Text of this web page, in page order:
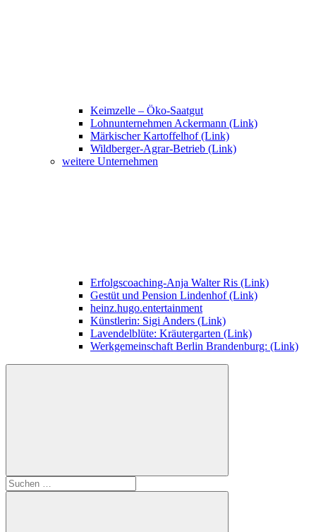
Keimzelle – Öko-Saatgut
Lohnunternehmen Ackermann (Link)
Märkischer Kartoffelhof (Link)
Wildberger-Agrar-Betrieb (Link)
weitere Unternehmen
Erfolgscoaching-Anja Walter Ris (Link)
Gestüt und Pension Lindenhof (Link)
heinz.hugo.entertainment
Künstlerin: Sigi Anders (Link)
Lavendelblüte: Kräutergarten (Link)
Werkgemeinschaft Berlin Brandenburg: (Link)
Suchen
nach: